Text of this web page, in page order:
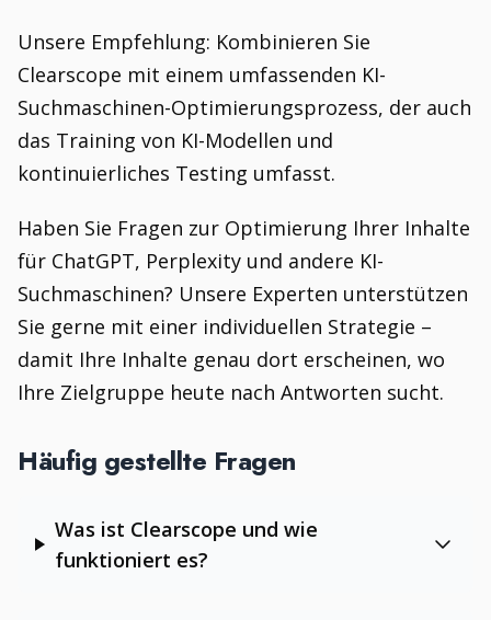
Unsere Empfehlung: Kombinieren Sie
Clearscope mit einem umfassenden KI-
Suchmaschinen-Optimierungsprozess, der auch
das Training von KI-Modellen und
kontinuierliches Testing umfasst.
Haben Sie Fragen zur Optimierung Ihrer Inhalte
für ChatGPT, Perplexity und andere KI-
Suchmaschinen? Unsere Experten unterstützen
Sie gerne mit einer individuellen Strategie –
damit Ihre Inhalte genau dort erscheinen, wo
Ihre Zielgruppe heute nach Antworten sucht.
Häufig gestellte Fragen
Was ist Clearscope und wie
funktioniert es?